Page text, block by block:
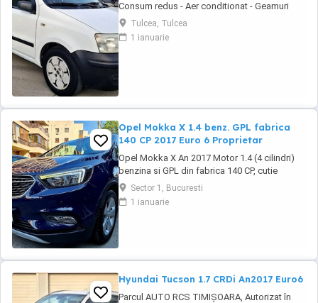
Consum redus - Aer conditionat - Geamuri
electrice - Oglinzile reglabile - Sistem ftanare
ABS - Airbaguri frontale - Radio CD cu MP3 -
Anvelope de iarna M+S - Portbagaj foarte
Tulcea, Tulcea
1 ianuarie
Opel Mokka X 1.4 benz. GPL fabrica
140 CP 2017 Euro 6 Proprietar
Opel Mokka X An 2017 Motor 1.4 (4 cilindri)
benzina si GPL din fabrica 140 CP, cutie
manuala 6 trepte, distributie lant, Rulaj
182.550 km reali, certificati, carte service
completa, adusa in decembrie 2021 din
Sector 1, Bucuresti
1 ianuarie
Hyundai Tucson 1.7 CRDi An2017 Euro6
Parcul AUTO RCS TIMIȘOARA, Autorizat în